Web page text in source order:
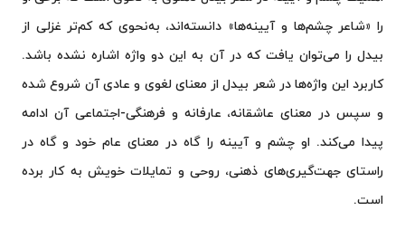
را «شاعر چشم‌ها و آیینه‌ها» دانسته‌اند، به‌نحوی که کم‌تر غزلی از
بیدل را می‌توان یافت که در آن به این دو واژه اشاره نشده باشد.
کاربرد این واژه‌ها در شعر بیدل از معنای لغوی و عادی آن شروع شده
و سپس در معنای عاشقانه، عارفانه و فرهنگی-اجتماعی آن ادامه
پیدا می‌کند. او چشم و آیینه را گاه در معنای عام خود و گاه در
راستای جهت‌گیری‌های ذهنی، روحی و تمایلات خویش به کار برده
است.